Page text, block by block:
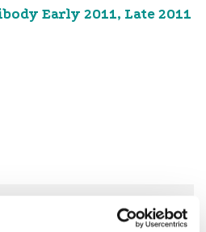
Early 2011, Late 2011